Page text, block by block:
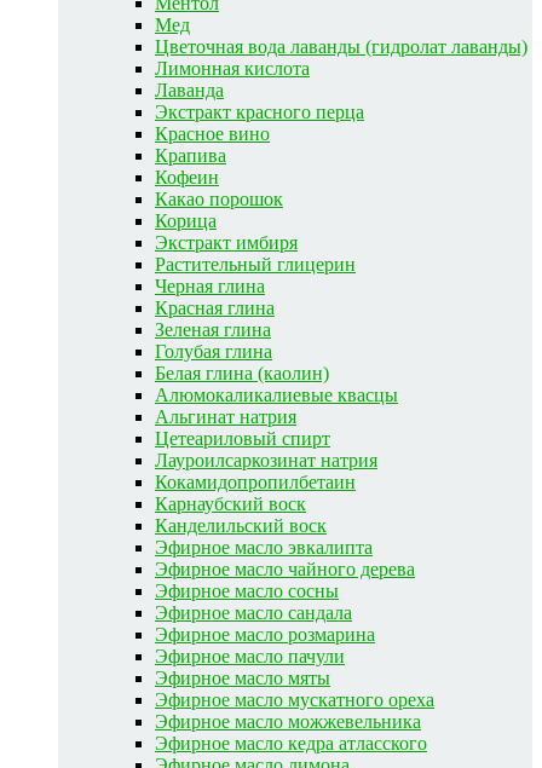
Мед
Цветочная вода лаванды (гидролат лаванды)
Лимонная кислота
Лаванда
Экстракт красного перца
Красное вино
Крапива
Кофеин
Какао порошок
Корица
Экстракт имбиря
Растительный глицерин
Черная глина
Красная глина
Зеленая глина
Голубая глина
Белая глина (каолин)
Алюмокаликалиевые квасцы
Альгинат натрия
Цетеариловый спирт
Лауроилсаркозинат натрия
Кокамидопропилбетаин
Карнаубский воск
Канделильский воск
Эфирное масло эвкалипта
Эфирное масло чайного дерева
Эфирное масло сосны
Эфирное масло сандала
Эфирное масло розмарина
Эфирное масло пачули
Эфирное масло мяты
Эфирное масло мускатного ореха
Эфирное масло можжевельника
Эфирное масло кедра атласского